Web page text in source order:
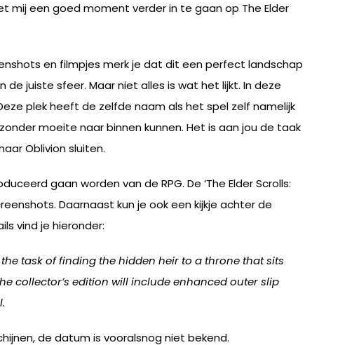
mij een goed moment verder in te gaan op The Elder
en filmpjes merk je dat dit een perfect landschap
juiste sfeer. Maar niet alles is wat het lijkt. In deze
plek heeft de zelfde naam als het spel zelf namelijk
moeite naar binnen kunnen. Het is aan jou de taak
Oblivion sluiten.
gaan worden van de RPG. De ‘The Elder Scrolls:
Daarnaast kun je ook een kijkje achter de
vind je hieronder:
task of finding the hidden heir to a throne that sits
collector’s edition will include enhanced outer slip
de datum is vooralsnog niet bekend.